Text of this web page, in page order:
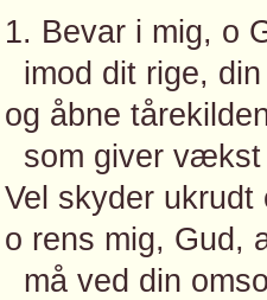
1. Bevar i mig, o
imod dit rige,
og åbne
som giver
Vel skyder ukrudt
o rens mig, Gud,
må ved din